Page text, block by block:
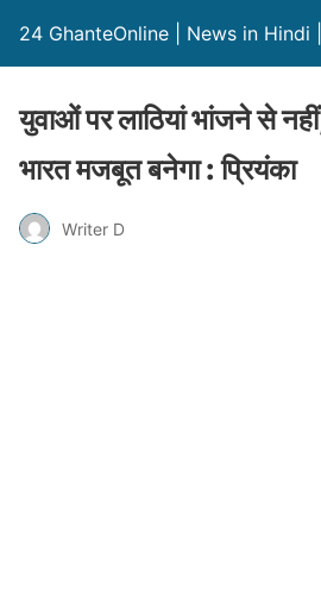
24 GhanteOnline | News in Hindi |
युवाओं पर लाठियां भांजने से
भारत मजबूत बनेगा : प्रियंका
Writer D